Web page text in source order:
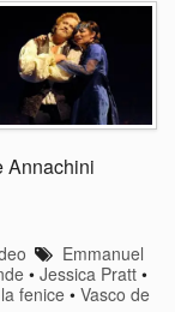
Annachini
Emmanuel
• Jessica Pratt •
fenice• Vasco de